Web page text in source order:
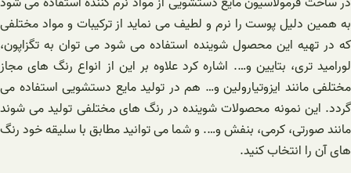
به همین دلیل پوست را نرم و لطیف می نماید از ترکیبات و مواد مختلفی
که در تهیه این محصول شوینده استفاده می شود می توان به تگزاپون،
لورامید تری، بتایین و…. اشاره کرد علاوه بر این از انواع رنگ های مجاز
مختلفی مانند ایزوتیارولین و… هم در تولید مایع دستشویی استفاده می
گردد. این نمونه محصولات شوینده در رنگ های مختلفی تولید می شوند
مانند صورتی، کرمی، بنفش و…. و شما می توانید مطابق با سلیقه خود رنگ
های آن را انتخاب کنید.